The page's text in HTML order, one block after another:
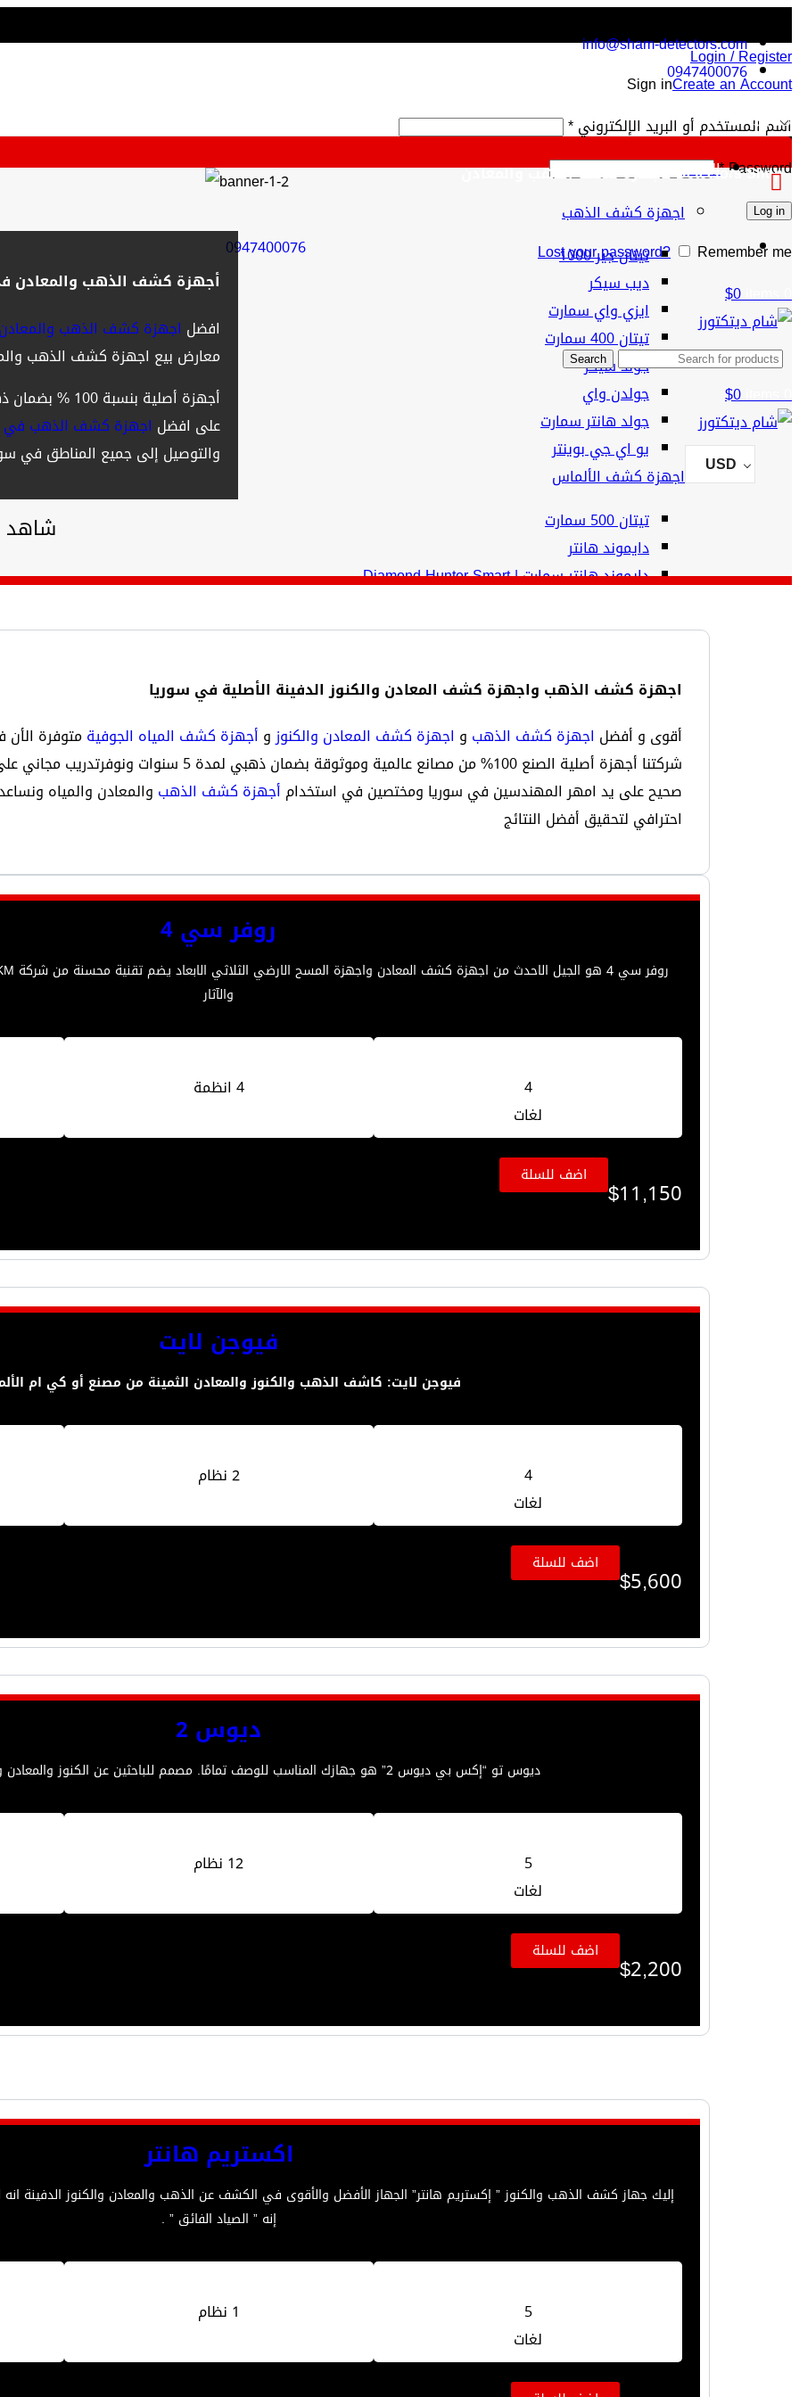
info@sham-detectors.com
0947400076
$
Detectors Shop لأجهزة كشف الذهب والمعادن
0947400076
Login / Register
Sign inCreate an Account
اسم المستخدم أو البريد الإلكتروني*
Password
*
Log in
Lost your password?
Remember me
0
items
$0
Search
0
items
$0
USD
الفئات
اجهزة كشف الذهب
تيتان جير 1000
ديب سيكر
ايزي واي سمارت
تيتان 400 سمارت
جولد سيكر
جولدن واي
جولد هانتر سمارت
يو اي جي بوينتر
اجهزة كشف الألماس
تيتان 500 سمارت
دايموند هانتر
دايموند هانتر سمارت | Diamond Hunter Smart
فريش ريزولت 1
ريفر إف بلس
الفيديو والتدريب
أجهزة كشف الذهب والمعادن
افضل اجهزة كشف الذهب
معارض بيع اجهزة كشف الذهب
على افضل اجهزة كشف الذهب في
والتوصيل إلى جميع المناطق في
شاهد
اجهزة كشف الذهب واجهزة كشف المعادن والكنوز الدفينة الأصلية في سوريا
أقوى و أفضل اجهزة كشف الذهب و اجهزة كشف المعادن والكنوز و أجهزة كشف المياه الجوفيةمتوفرة
شركتنا أجهزة أصلية الصنع 100% من مصانع عالمية وموثوقة
صحيح على يد امهر المهندسين في سوريا ومختصين في استخدام أجهزة كشف الذهب والمعادن والمياه
احترافي لتحقيق أفضل النتائج
روفر سي 4
والآثار
4
لغات
4 انظمة
$11,150
اضف للسلة
فيوجن لايت
فيوجن لايت: كاشف الذهب والكنوز والمعادن الثمينة من مصنع أو كي ام
4
لغات
2 نظام
$5,600
اضف للسلة
ديوس 2
ديوس تو “إكس بي ديوس 2” هو جهازك المناسب للوصف تمامًا. مصمم للباحثين عن الكنوز والمعادن والعملات والدفائن !
5
لغات
12 نظام
$2,200
اضف للسلة
اكستريم هانتر
إليك جهاز كشف الذهب والكنوز ” إكستريم هانتر” الجهاز الأفضل والأقوى في الكشف عن الذهب والمعادن والكنوز الدفينة
إنه ” الصياد الفائق ” .
5
لغات
1 نظام